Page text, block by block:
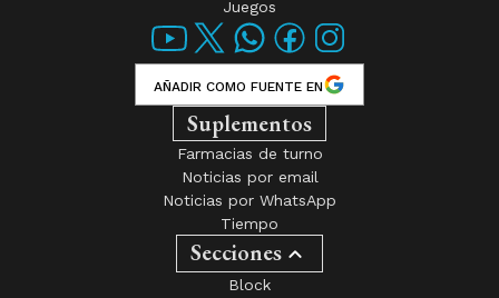
Juegos
AÑADIR COMO FUENTE EN
Suplementos
Farmacias de turno
Noticias por email
Noticias por WhatsApp
Tiempo
Secciones
Block